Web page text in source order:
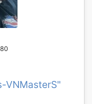
VNMasterS"